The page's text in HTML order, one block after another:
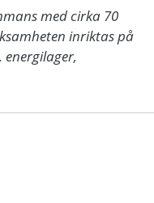
med cirka 70
inriktas på